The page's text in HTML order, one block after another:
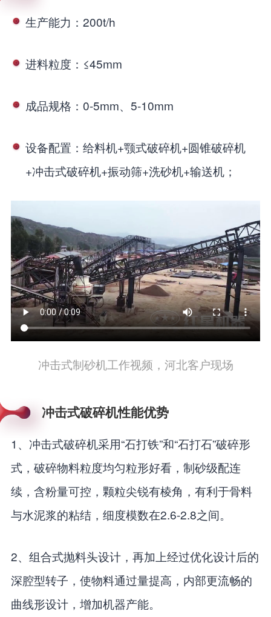
生产能力：200t/h
进料粒度：≤45mm
成品规格：0-5mm、5-10mm
设备配置：给料机+颚式破碎机+圆锥破碎机
+冲击式破碎机+振动筛+洗砂机+输送机；
冲击式制砂机工作视频，河北客户现场
冲击式破碎机性能优势
1、冲击式破碎机采用“石打铁”和“石打石”破碎形
式，破碎物料粒度均匀粒形好看，制砂级配连
续，含粉量可控，颗粒尖锐有棱角，有利于骨料
与水泥浆的粘结，细度模数在2.6-2.8之间。
2、组合式抛料头设计，再加上经过优化设计后的
深腔型转子，使物料通过量提高，内部更流畅的
曲线形设计，增加机器产能。